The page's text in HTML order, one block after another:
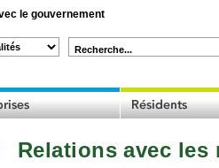
le gouvernement
Recherche...
Relations avec